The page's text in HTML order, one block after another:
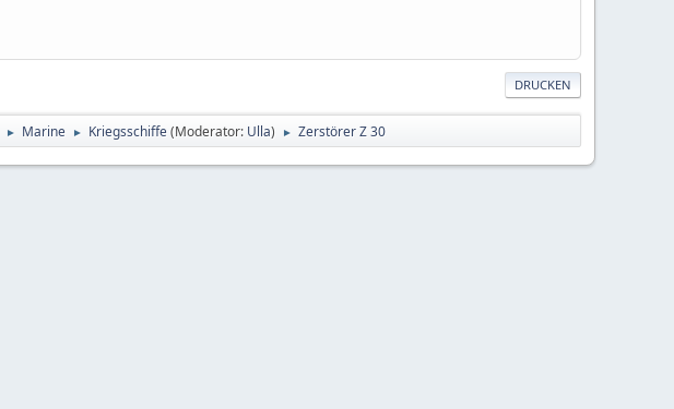
DRUCKEN
► Marine ► Kriegsschiffe(Moderator: Ulla) ► Zerstörer Z 30